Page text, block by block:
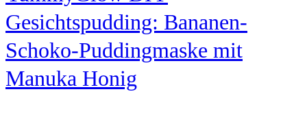
Gesichtspudding: Bananen-
Schoko-Puddingmaske mit
Manuka Honig